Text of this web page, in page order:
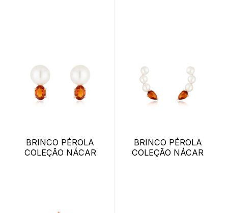
BRINCO PÉROLA
COLEÇÃO NÁCAR
BRINCO PÉROLA
COLEÇÃO NÁCAR